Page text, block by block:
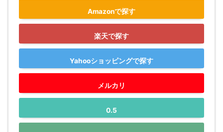
Amazonで探す
楽天で探す
Yahooショッピングで探す
メルカリ
0.5